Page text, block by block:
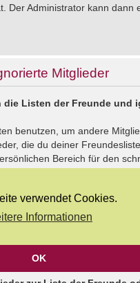
verwendet Cookies.
Informationen
OK
Der Administrator kann dann
Mitglieder
die Listen der Freunde und
benutzen, um andere
die du deiner
Bereich für den
dort deren Onlinestatus und
Nachricht senden. Abhängig
können Beiträge deiner
Wenn du einen Benutzer